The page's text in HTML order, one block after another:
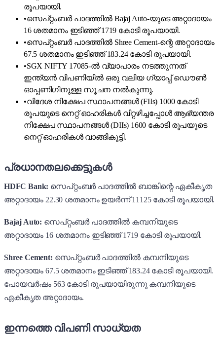
രൂപയായി.
•സെപ്റ്റംബർ പാദത്തിൽ Bajaj Auto-യുടെ അറ്റാദായം
16 ശതമാനം ഇടിഞ്ഞ് 1719 കോടി രൂപയായി.
•സെപ്റ്റംബർ പാദത്തിൽ Shree Cement-ന്റെ അറ്റാദായം
67.5 ശതമാനം ഇടിഞ്ഞ് 183.24 കോടി രൂപയായി.
•SGX NIFTY 17085-ൽ വ്യാപാരം നടത്തുന്നത്
ഇന്ത്യൻ വിപണിയിൽ ഒരു വലിയ ഗ്യാപ്പ് ഡൌൺ
ഓപ്പണിഗിനുള്ള സൂചന നൽകുന്നു.
•വിദേശ നിക്ഷേപ സ്ഥാപനങ്ങൾ (FIIs) 1000 കോടി
രൂപയുടെ നെറ്റ് ഓഹരികൾ വിറ്റഴിച്ചപ്പോൾ ആഭ്യന്തര
നിക്ഷേപ സ്ഥാപനങ്ങൾ (DIIs) 1600 കോടി രൂപയുടെ
നെറ്റ് ഓഹരികൾ വാങ്ങികൂട്ടി.
പ്രധാനതലക്കെട്ടുകൾ
HDFC Bank: സെപ്റ്റംബർ പാദത്തിൽ ബാങ്കിന്റെ ഏകീകൃത
അറ്റാദായം 22.30 ശതമാനം ഉയർന്ന് 11125 കോടി രൂപയായി.
Bajaj Auto: സെപ്റ്റംബർ പാദത്തിൽ കമ്പനിയുടെ
അറ്റാദായം 16 ശതമാനം ഇടിഞ്ഞ് 1719 കോടി രൂപയായി.
Shree Cement: സെപ്റ്റംബർ പാദത്തിൽ കമ്പനിയുടെ
അറ്റാദായം 67.5 ശതമാനം ഇടിഞ്ഞ് 183.24 കോടി രൂപയായി.
പോയവർഷം 563 കോടി രൂപയായിരുന്നു കമ്പനിയുടെ
ഏകീകൃത അറ്റാദായം.
ഇന്നത്തെ വിപണി സാധ്യത